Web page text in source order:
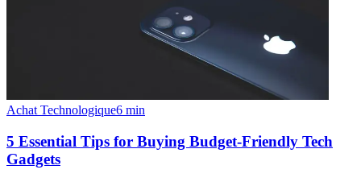
Achat Technologique6 min
5 Essential Tips for Buying Budget-Friendly Tech
Gadgets